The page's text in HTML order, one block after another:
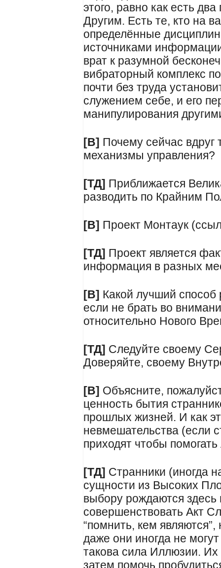
этого, равно как есть
Другим. Есть те, кто на
определённые
источниками
врат к разумной
вибраторный комплекс
почти без труда
служением себе, и его
манипулирования
[В] Почему сейчас вдруг
механизмы управления?
[ТД] Приближается
разводить по Крайним
[В] Проект Монтаук
[ТД] Проект является
информация в разных
[В] Какой лучший способ
если не брать во
относительно Нового
[ТД] Следуйте своему
Доверяйте, своему
[В] Объясните,
ценность бытия
прошлых жизней. И как
невмешательства (если
приходят чтобы
[ТД] Странники (иногда
сущности из Высоких
выбору рождаются здесь
совершенствовать Акт
“помнить, кем
даже они иногда не
такова сила Иллюзии.
затем помочь